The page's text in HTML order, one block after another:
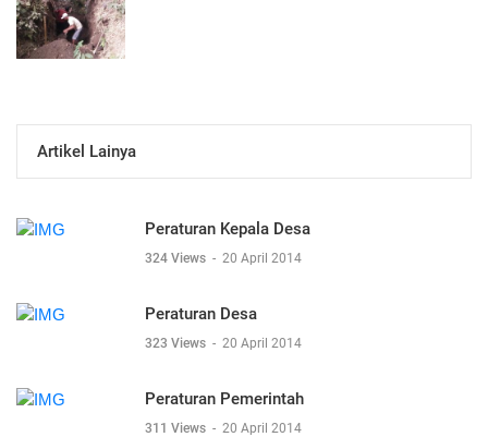
Artikel Lainya
Peraturan Kepala Desa
324 Views - 20 April 2014
Peraturan Desa
323 Views - 20 April 2014
Peraturan Pemerintah
311 Views - 20 April 2014